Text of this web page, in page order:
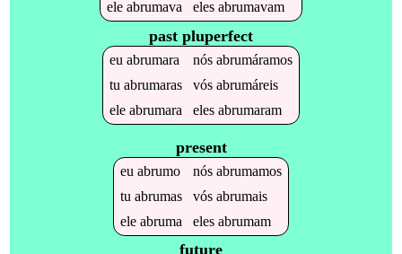
ele abrumava eles abrumavam
past pluperfect
eu abrumara nós abrumáramos
tu abrumaras vós abrumáreis
ele abrumara eles abrumaram
present
eu abrumo nós abrumamos
tu abrumas vós abrumais
ele abruma eles abrumam
future